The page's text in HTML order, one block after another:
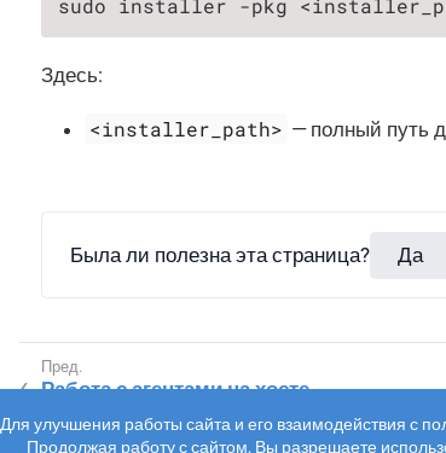
sudo installer -pkg
Здесь:
<installer_path> — полный путь
Была ли полезна эта страница? Да
Работа с агентами на хосте
Для улучшения работы сайта и его взаимодействия с
Продолжая работу с сайтом, Вы разрешаете